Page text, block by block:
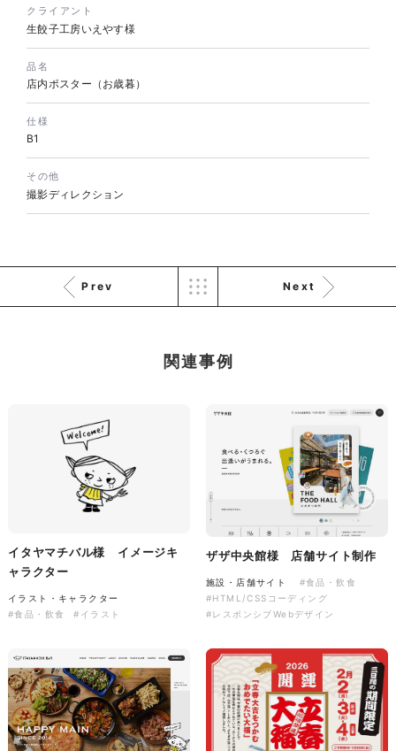
株式会社KDK様 コーポレート
サイト制作
#メーカー・製造業・工業・インフ
#HTML/CSSコーディング
#レスポンシブWebデザイン
フレット
#産業廃棄物処理業
#イラスト
#エコ・環境
株式会社三共様 さんきょちゃ
#エコ・環境
#ぬいぐるみ
株式会社三共様 ドリップコー
ノベルティ
#産業廃棄物処理業
#イラスト
#エコ・環境
クライアント
生餃子工房いえやす様
品名
店内ポスター（お歳暮）
仕様
B1
その他
撮影ディレクション
Prev Next
関連事例
イタヤマチバル様 イメージキ
ャラクター
イラスト・キャラクター
#食品・飲食
#イラスト
ザザ中央館様 店舗サイト制作
施設・店舗サイト
#食品・飲食
#HTML/CSSコーディング
#レスポンシブWebデザイン